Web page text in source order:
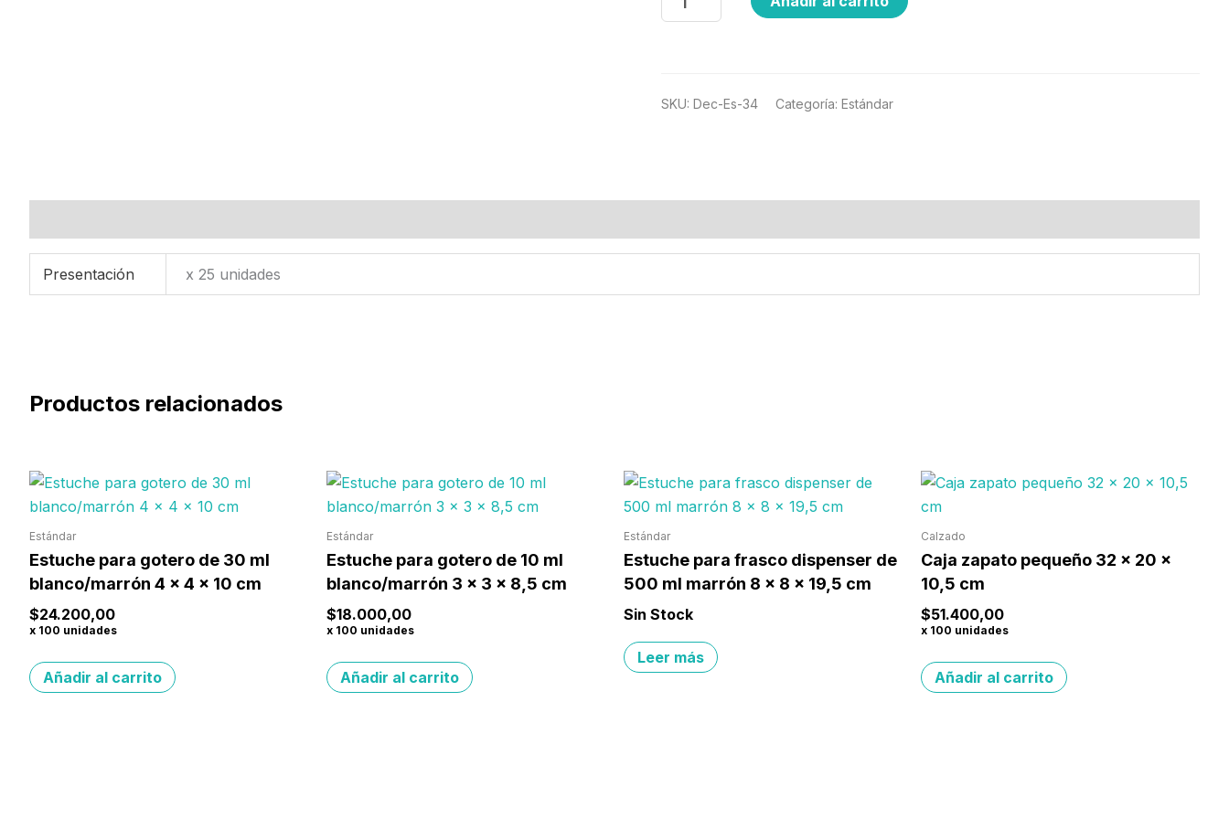
SKU:Dec-Es-34 Categoría:Estándar
Presentación x 25 unidades
Productos relacionados
Estándar
Estuche para gotero de 30 ml
blanco/marrón 4 x 4 x 10 cm
$24.200,00
x 100 unidades
Añadir al carrito
Estándar
Estuche para gotero de 10 ml
blanco/marrón 3 x 3 x 8,5 cm
$18.000,00
x 100 unidades
Añadir al carrito
Estándar
Estuche para frasco dispenser de
500 ml marrón 8 x 8 x 19,5 cm
Sin Stock
Leer más
Calzado
Caja zapato pequeño 32 x 20 x
10,5 cm
$51.400,00
x 100 unidades
Añadir al carrito